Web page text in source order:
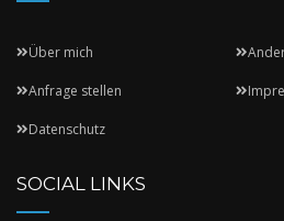
Über mich
Anfrage stellen
Datenschutz
SOCIAL LINKS